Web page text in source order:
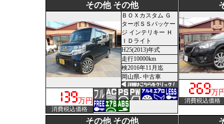
その他 その他
ＢＯＸカスタム Ｇ
ターボＳＳパッケー
ジ インテリキー Ｈ
ＩＤライト
H25(2013)年式
走行10000km
検2016年11月迄
岡山県- 中古車
万円
消費税込価格
万
消費税込価格
その他 その他